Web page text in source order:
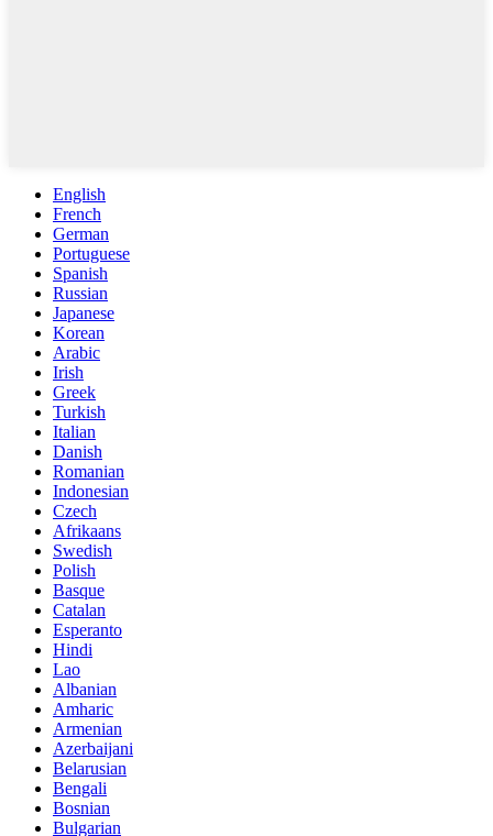
English
French
German
Portuguese
Spanish
Russian
Japanese
Korean
Arabic
Irish
Greek
Turkish
Italian
Danish
Romanian
Indonesian
Czech
Afrikaans
Swedish
Polish
Basque
Catalan
Esperanto
Hindi
Lao
Albanian
Amharic
Armenian
Azerbaijani
Belarusian
Bengali
Bosnian
Bulgarian